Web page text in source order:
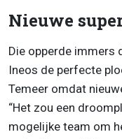
Nieuwe
Die opperde immers
Ineos de perfecte
Temeer omdat
“Het zou een
mogelijke team om